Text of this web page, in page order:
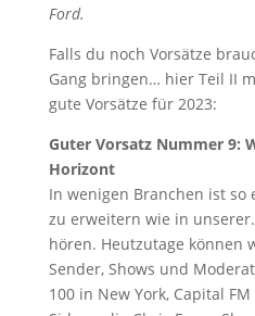
Ford.
Falls du noch Vorsätze
Gang bringen… hier Teil II
gute Vorsätze für 2023:
Guter Vorsatz Nummer 9:
Horizont
In wenigen Branchen ist so
zu erweitern wie in
hören. Heutzutage können
Sender, Shows und
100 in New York, Capital